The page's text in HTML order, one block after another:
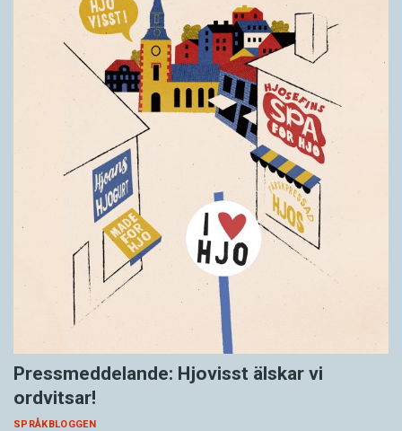
Pressmeddelande: Hjovisst älskar vi
ordvitsar!
SPRÅKBLOGGEN